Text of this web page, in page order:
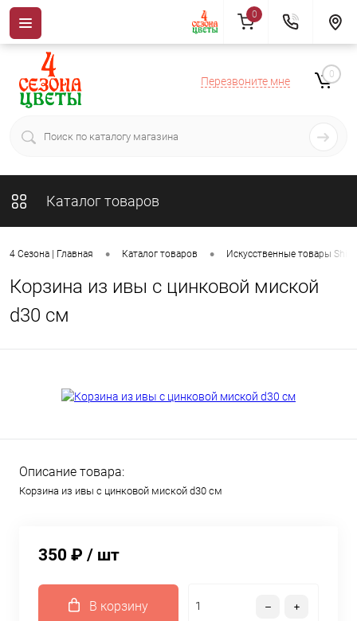
Перезвоните мне
0
Каталог товаров
4 Сезона | Главная • Каталог товаров • Искусственные товары
Корзина из ивы с цинковой миской
d30 см
Описание товара:
Корзина из ивы с цинковой миской d30 см
350 ₽ / шт
В корзину
0